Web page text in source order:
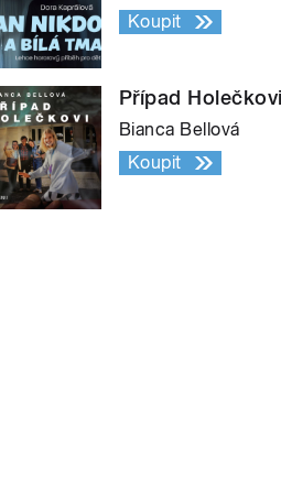
Koupit
Případ Holečkovi
Bianca Bellová
Koupit